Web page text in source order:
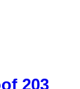
203